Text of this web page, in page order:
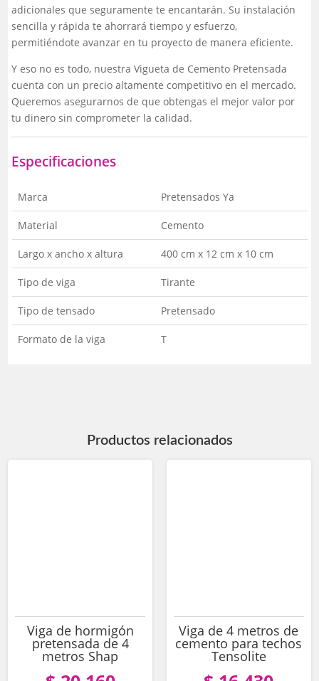
adicionales que seguramente te encantarán. Su instalación
sencilla y rápida te ahorrará tiempo y esfuerzo,
permitiéndote avanzar en tu proyecto de manera eficiente.
Y eso no es todo, nuestra Vigueta de Cemento Pretensada
cuenta con un precio altamente competitivo en el mercado.
Queremos asegurarnos de que obtengas el mejor valor por
tu dinero sin comprometer la calidad.
Especificaciones
Marca Pretensados Ya
Material Cemento
Largo x ancho x altura 400 cm x 12 cm x 10 cm
Tipo de viga Tirante
Tipo de tensado Pretensado
Formato de la viga T
Productos relacionados
Viga de hormigón
pretensada de 4
metros Shap
Viga de 4 metros de
cemento para techos
Tensolite